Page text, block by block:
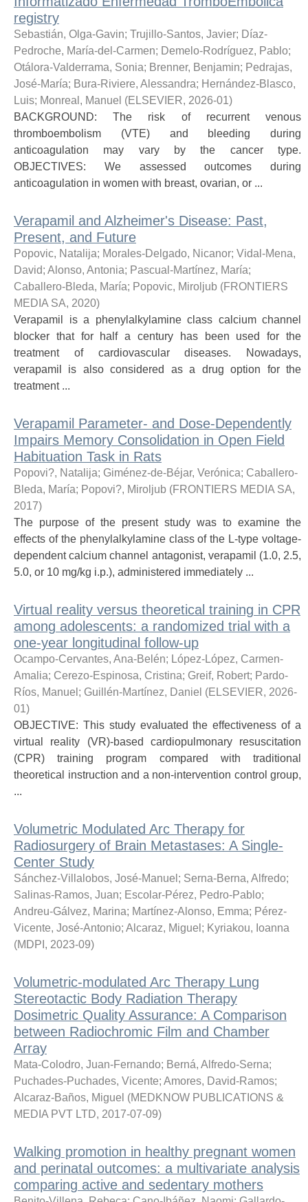
registry
Sebastián, Olga-Gavin; Trujillo-Santos, Javier; Díaz-
Pedroche, María-del-Carmen; Demelo-Rodríguez, Pablo;
Otálora-Valderrama, Sonia; Brenner, Benjamin; Pedrajas,
José-María; Bura-Riviere, Alessandra; Hernández-Blasco,
Luis; Monreal, Manuel (ELSEVIER, 2026-01)
BACKGROUND: The risk of recurrent venous
thromboembolism (VTE) and bleeding during
anticoagulation may vary by the cancer type.
OBJECTIVES: We assessed outcomes during
anticoagulation in women with breast, ovarian, or ...
Verapamil and Alzheimer's Disease: Past,
Present, and Future
Popovic, Natalija; Morales-Delgado, Nicanor; Vidal-Mena,
David; Alonso, Antonia; Pascual-Martínez, María;
Caballero-Bleda, María; Popovic, Miroljub (FRONTIERS
MEDIA SA, 2020)
Verapamil is a phenylalkylamine class calcium channel
blocker that for half a century has been used for the
treatment of cardiovascular diseases. Nowadays,
verapamil is also considered as a drug option for the
treatment ...
Verapamil Parameter- and Dose-Dependently
Impairs Memory Consolidation in Open Field
Habituation Task in Rats
Popovi?, Natalija; Giménez-de-Béjar, Verónica; Caballero-
Bleda, María; Popovi?, Miroljub (FRONTIERS MEDIA SA,
2017)
The purpose of the present study was to examine the
effects of the phenylalkylamine class of the L-type voltage-
dependent calcium channel antagonist, verapamil (1.0, 2.5,
5.0, or 10 mg/kg i.p.), administered immediately ...
Virtual reality versus theoretical training in CPR
among adolescents: a randomized trial with a
one-year longitudinal follow-up
Ocampo-Cervantes, Ana-Belén; López-López, Carmen-
Amalia; Cerezo-Espinosa, Cristina; Greif, Robert; Pardo-
Ríos, Manuel ; Guillén-Martínez, Daniel (ELSEVIER, 2026-
01)
OBJECTIVE: This study evaluated the effectiveness of a
virtual reality (VR)-based cardiopulmonary resuscitation
(CPR) training program compared with traditional
theoretical instruction and a non-intervention control group,
...
Volumetric Modulated Arc Therapy for
Radiosurgery of Brain Metastases: A Single-
Center Study
Sánchez-Villalobos, José-Manuel ; Serna-Berna, Alfredo;
Salinas-Ramos, Juan; Escolar-Pérez, Pedro-Pablo;
Andreu-Gálvez, Marina; Martínez-Alonso, Emma; Pérez-
Vicente, José-Antonio; Alcaraz, Miguel ; Kyriakou, Ioanna
(MDPI , 2023-09)
Volumetric-modulated Arc Therapy Lung
Stereotactic Body Radiation Therapy
Dosimetric Quality Assurance: A Comparison
between Radiochromic Film and Chamber
Array
Mata-Colodro, Juan-Fernando; Berná, Alfredo-Serna;
Puchades-Puchades, Vicente; Amores, David-Ramos;
Alcaraz-Baños, Miguel (MEDKNOW PUBLICATIONS &
MEDIA PVT LTD, 2017-07-09)
Walking promotion in healthy pregnant women
and perinatal outcomes: a multivariate analysis
comparing active and sedentary mothers